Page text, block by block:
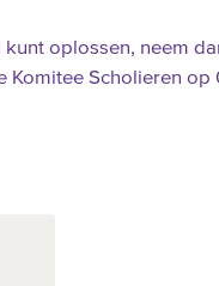
oplossen, neem
Komitee Scholieren